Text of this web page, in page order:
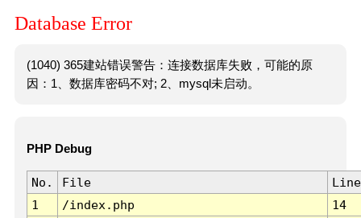
Database Error
(1040) 365建站错误警告：连接数据库失败，可能的原
因：1、数据库密码不对; 2、mysql未启动。
PHP Debug
No. File
Line
1
/index.php 14